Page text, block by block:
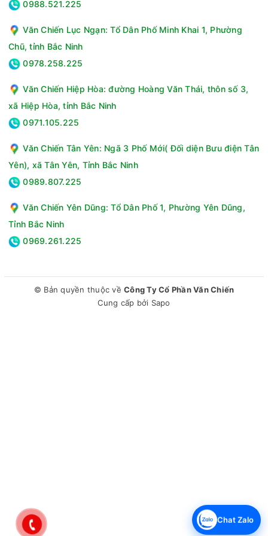
Bảng điều khiển: Cơ
Hẹn giờ: Có
Tiện ích khác: Tự động ngắt bơm khi cạn nước, Có bánh xe
di chuyển
Trọng lượng sản phẩm: 23,4kg
Trọng lượng bao bì: 27.4kg
Nguồn điện áp: 220V - 240V/50Hz
Độ ồn: 52 - 65dB
Sản xuất tại: Trung Quốc
Xuất xứ thương hiệu: Việt Nam
0988.521.225
Văn Chiến Lục Ngạn: Tổ Dân Phố Minh Khai 1, Phường
Chũ, tỉnh Bắc Ninh
0978.258.225
Văn Chiến Hiệp Hòa: đường Hoàng Văn Thái, thôn số 3,
xã Hiệp Hòa, tỉnh Bắc Ninh
0971.105.225
Văn Chiến Tân Yên: Ngã 3 Phố Mới( Đối diện Bưu điện Tân
Yên), xã Tân Yên, Tỉnh Bắc Ninh
0989.807.225
Văn Chiến Yên Dũng: Tổ Dân Phố 1, Phường Yên Dũng,
Tỉnh Bắc Ninh
0969.261.225
© Bản quyền thuộc về Công Ty Cổ Phần Văn Chiến
Cung cấp bởi Sapo
Chat Zalo